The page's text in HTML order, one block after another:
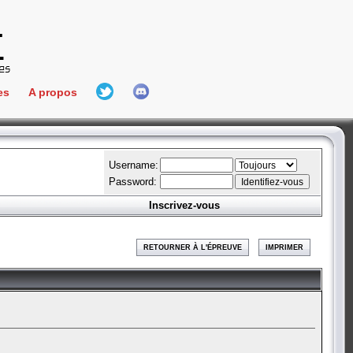
Connect
A propos
L'équipe
Hall Of Fame
Username:
Password:
Inscrivez-vous
RETOURNER À L'ÉPREUVE IMPRIMER